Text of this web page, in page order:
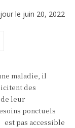
le juin 20, 2022
maladie, il
des
leur
ponctuels
pas accessible